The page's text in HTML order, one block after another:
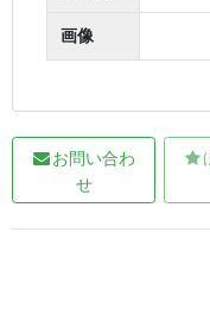
画像
お問い合わ
せ